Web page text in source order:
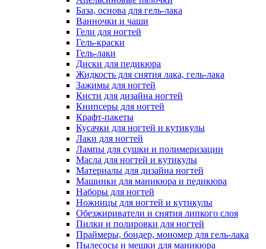
База, основа для гель-лака
Ванночки и чаши
Гели для ногтей
Гель-краски
Гель-лаки
Диски для педикюра
Жидкость для снятия лака, гель-лака
Зажимы для ногтей
Кисти для дизайна ногтей
Книпсеры для ногтей
Крафт-пакеты
Кусачки для ногтей и кутикулы
Лаки для ногтей
Лампы для сушки и полимеризации
Масла для ногтей и кутикулы
Материалы для дизайна ногтей
Машинки для маникюра и педикюра
Наборы для ногтей
Ножницы для ногтей и кутикулы
Обезжириватели и снятия липкого слоя
Пилки и полировки для ногтей
Праймеры, бондер, мономер для гель-лака
Пылесосы и мешки для маникюра